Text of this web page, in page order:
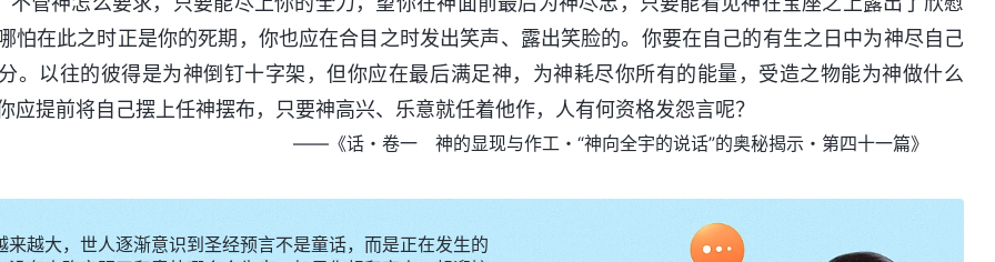
怕在此之时正是你的死期，你也应在合目之时发出笑声、露出笑脸的。你要在自己的有生之日中为神尽自己
。以往的彼得是为神倒钉十字架，但你应在最后满足神，为神耗尽你所有的能量，受造之物能为神做什么
应提前将自己摆上任神摆布，只要神高兴、乐意就任着他作，人有何资格发怨言呢？
——《话・卷一 神的显现与作工・“神向全宇的说话”的奥秘揭示・第四十一篇》
来越大，世人逐渐意识到圣经预言不是童话，而是正在发生的